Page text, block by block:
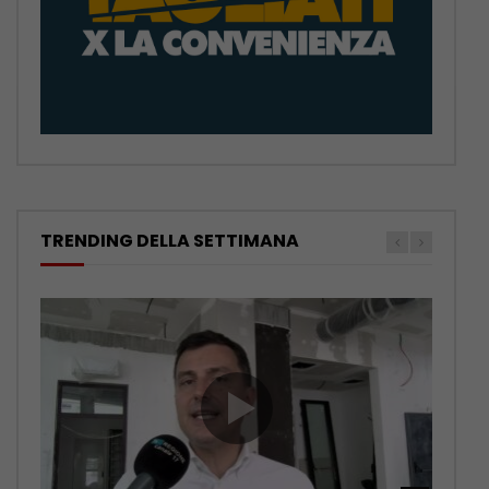
TRENDING DELLA SETTIMANA